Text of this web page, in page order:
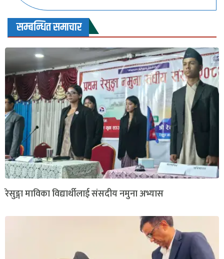
सम्बन्धित समाचार
रेसुङ्गा माविका विद्यार्थीलाई संसदीय नमुना अभ्यास